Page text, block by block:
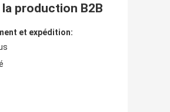
production B2B
et expédition: